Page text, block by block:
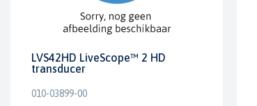
LVS42HD LiveScope™ 2 HD
transducer
010-03899-00